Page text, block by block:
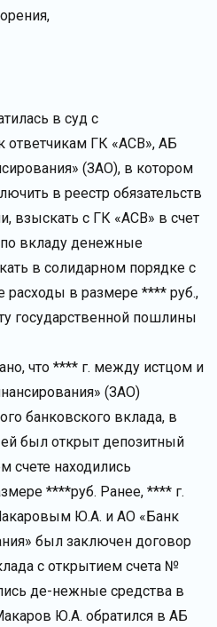
в суд с
ГК «АСВ», АБ
(ЗАО), в котором
в реестр обязательств
взыскать с ГК «АСВ» в счет
вкладу денежные
в солидарном порядке с
расходы в размере **** руб.,
государственной пошлины
что **** г. между истцом и
(ЗАО)
банковского вклада, в
был открыт депозитный
счете находились
****руб. Ранее, **** г.
Ю.А. и АО «Банк
был заключен договор
с открытием счета №
де-нежные средства в
Ю.А. обратился в АБ